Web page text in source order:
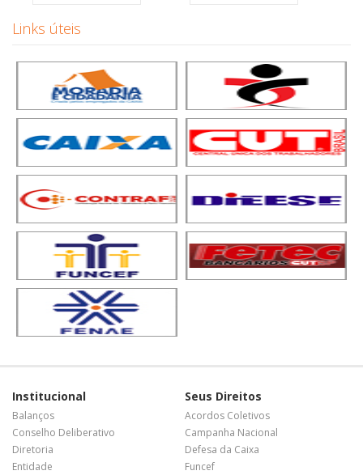
Links úteis
Institucional
Balanços
Conselho Deliberativo
Diretoria
Entidade
Seus Direitos
Acordos Coletivos
Campanha Nacional
Defesa da Caixa
Funcef